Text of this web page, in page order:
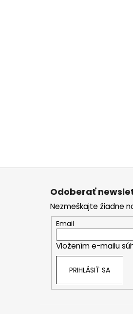
Z
Odoberať
Nezmeškajte žiadne
Email
Vložením e-mailu
PRIHLÁSIŤ SA